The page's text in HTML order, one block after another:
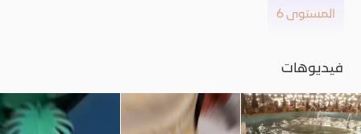
المستوى 6
فيديوهات